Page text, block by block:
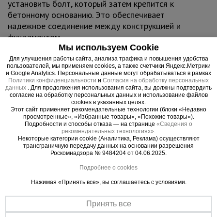
установить болт, который затем крепится к
бетонному основанию. Это обеспечивает
надежное соединение между конструкцией и
фундаментом.
Размеры плит могут варьироваться в зависимости
от нагрузки, которую они должны выдерживать, и
от размеров болтов, которые будут
использоваться. Данная модель имеет размер
150х150 мм.
Анкерные плиты используются при строительстве
объектов, требующих усиления конструкции от
разрушения. Это могут быть опоры ВЛ, ЛЭП,
мосты и другие сооружения. Они могут
эксплуатироваться в сложных климатических
условиях и в сейсмически активных районах.
Температурный режим использования плит - до
-50 градусов Цельсия. Обладают высокой
прочностью на сжатие и имеют длительный срок
Мы используем Cookie
Для улучшения работы сайта, анализа трафика и повышения удобства
пользователей, мы применяем cookies, а также счетчики Яндекс.Метрики
и Google Analytics. Персональные данные могут обрабатываться в рамках
Политики конфиденциальности и Согласия на обработку персональных
данных . Для продолжения использования сайта, вы должны подтвердить
согласие на обработку персональных данных и использование файлов
cookies в указанных целях.
Этот сайт применяет рекомендательные технологии (блоки «Недавно
просмотренные», «Избранные товары», «Похожие товары»).
Подробности и способы отказа — на странице «Сведения о
рекомендательных технологиях».
Некоторые категории cookie (Аналитика, Реклама) осуществляют
трансграничную передачу данных на основании разрешения
Роскомнадзора № 9484204 от 04.06.2025.
Подробнее о cookies
Нажимая «Принять все», вы соглашаетесь с условиями.
Принять все